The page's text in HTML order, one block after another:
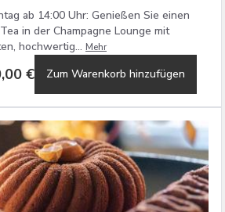
ab 14:00 Uhr: Genießen Sie einen
in der Champagne Lounge mit
hochwertig... Mehr
€ Zum Warenkorb hinzufügen